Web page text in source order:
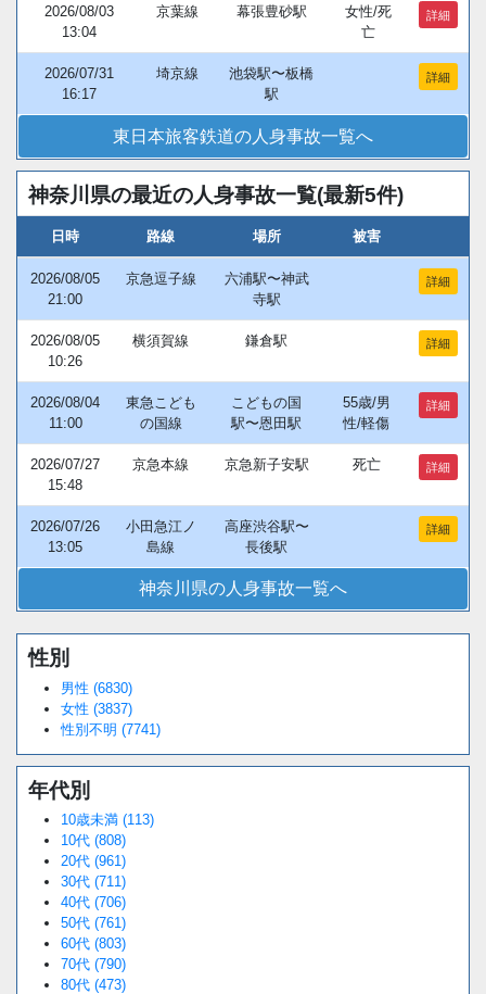
2026/08/03
13:04
京葉線 幕張豊砂駅
女性/死
亡
詳細
2026/07/31
16:17
埼京線
池袋駅〜板橋
駅
詳細
東日本旅客鉄道の人身事故一覧へ
神奈川県の最近の人身事故一覧(最新5件)
日時 路線 場所 被害
2026/08/05
21:00
京急逗子線
六浦駅〜神武
寺駅
詳細
2026/08/05
10:26
横須賀線 鎌倉駅 詳細
2026/08/04
11:00
東急こども
の国線
こどもの国
駅〜恩田駅
55歳/男
性/軽傷
詳細
2026/07/27
15:48
京急本線 京急新子安駅 死亡 詳細
2026/07/26
13:05
小田急江ノ
島線
高座渋谷駅〜
長後駅
詳細
神奈川県の人身事故一覧へ
Unmute
性別
男性 (6830)
女性 (3837)
性別不明 (7741)
年代別
10歳未満 (113)
10代 (808)
20代 (961)
30代 (711)
40代 (706)
50代 (761)
60代 (803)
70代 (790)
80代 (473)